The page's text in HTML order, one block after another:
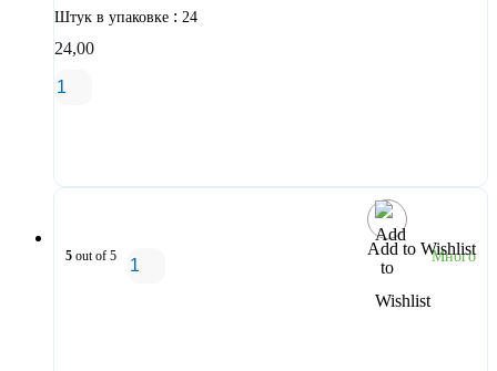
Штук в упаковке : 24
24,00
Add to Wishlist
5 out of 5 Много